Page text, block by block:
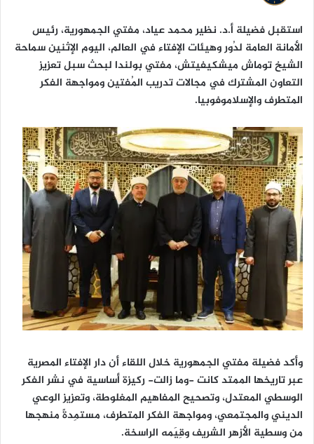
استقبل فضيلة أ.د. نظير محمد عياد، مفتي الجمهورية، رئيس
الأمانة العامة لدُور وهيئات الإفتاء في العالم، اليوم الإثنين سماحة
الشيخ توماش ميشكيفيتش، مفتي بولندا لبحث سبل تعزيز
التعاون المشترك في مجالات تدريب المُفتين ومواجهة الفكر
المتطرف والإسلاموفوبيا.
وأكد فضيلة مفتي الجمهورية خلال اللقاء أن دار الإفتاء المصرية
عبر تاريخها الممتد كانت -وما زالت- ركيزة أساسية في نشر الفكر
الوسطي المعتدل، وتصحيح المفاهيم المغلوطة، وتعزيز الوعي
الديني والمجتمعي، ومواجهة الفكر المتطرف، مستمِدةً منهجها
من وسطية الأزهر الشريف وقِيَمه الراسخة.